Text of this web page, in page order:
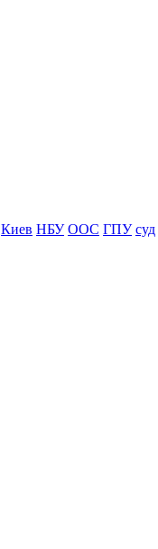
Киев НБУ ООС ГПУ суд